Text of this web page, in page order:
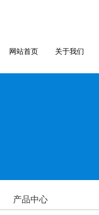
网站首页 关于我们
产品中心